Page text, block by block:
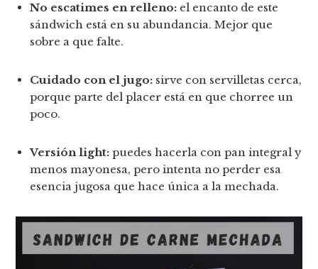
No escatimes en relleno: el encanto de este
sándwich está en su abundancia. Mejor que
sobre a que falte.
Cuidado con el jugo: sirve con servilletas cerca,
porque parte del placer está en que chorree un
poco.
Versión light: puedes hacerla con pan integral y
menos mayonesa, pero intenta no perder esa
esencia jugosa que hace única a la mechada.